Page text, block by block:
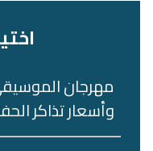
مهرجان
وأسعار تذاكر